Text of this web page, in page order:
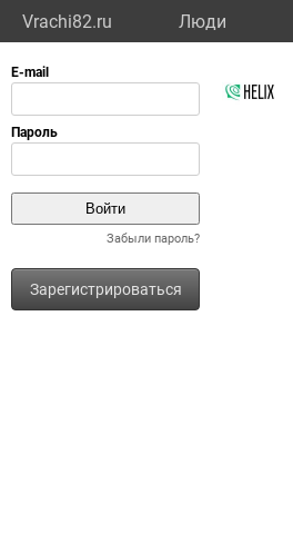
Vrachi82.ru Люди
Забыли пароль?
Зарегистрироваться